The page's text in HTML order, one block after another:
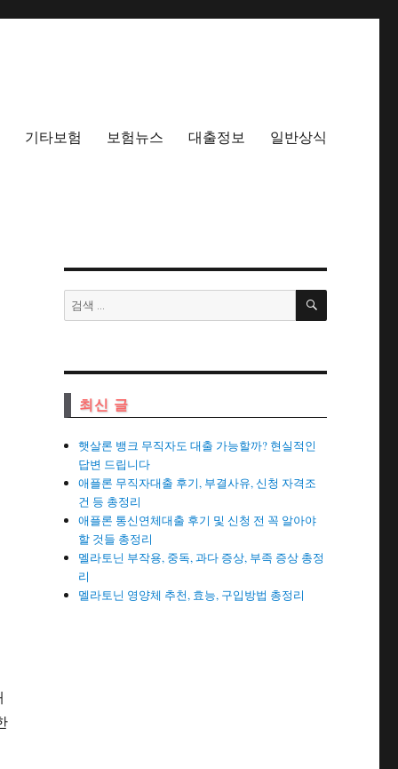
기타보험 보험뉴스 대출정보 일반상식
검
색:
검
최신 글
햇살론 뱅크 무직자도 대출 가능할까? 현실적인
답변 드립니다
애플론 무직자대출 후기, 부결사유, 신청 자격조
건 등 총정리
애플론 통신연체대출 후기 및 신청 전 꼭 알아야
할 것들 총정리
멜라토닌 부작용, 중독, 과다 증상, 부족 증상 총정
리
멜라토닌 영양체 추천, 효능, 구입방법 총정리